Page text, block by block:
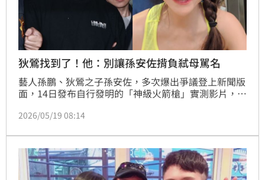
狄鶯找到了！他：別讓孫安佐揹負弒母駡名
藝人孫鵬、狄鶯之子孫安佐，多次爆出爭議登上新聞版
面，14日發布自行發明的「神級火箭槍」實測影片，於
遭士林地院裁定羈押禁見。向來愛子心切的狄鶯，15日
聯，家屬緊急報案協尋後，於海邊尋獲並帶回派出所，
引發社會關注。對此，媒體人王瑞德說重話，別讓孫安
佐揹負弒母駡名！
2026/05/19 08:14